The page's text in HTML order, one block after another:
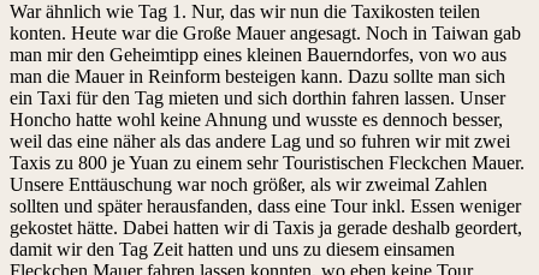
War ähnlich wie Tag 1. Nur, das wir nun die Taxikosten teilen
konten. Heute war die Große Mauer angesagt. Noch in Taiwan gab
man mir den Geheimtipp eines kleinen Bauerndorfes, von wo aus
man die Mauer in Reinform besteigen kann. Dazu sollte man sich
ein Taxi für den Tag mieten und sich dorthin fahren lassen. Unser
Honcho hatte wohl keine Ahnung und wusste es dennoch besser,
weil das eine näher als das andere Lag und so fuhren wir mit zwei
Taxis zu 800 je Yuan zu einem sehr Touristischen Fleckchen Mauer.
Unsere Enttäuschung war noch größer, als wir zweimal Zahlen
sollten und später herausfanden, dass eine Tour inkl. Essen weniger
gekostet hätte. Dabei hatten wir di Taxis ja gerade deshalb geordert,
damit wir den Tag Zeit hatten und uns zu diesem einsamen